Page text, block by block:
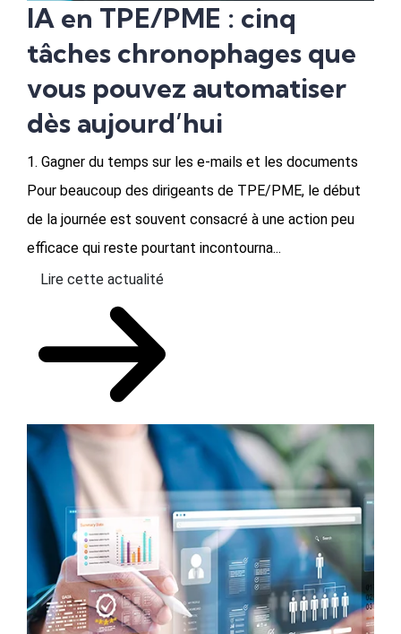
IA en TPE/PME : cinq
tâches chronophages que
vous pouvez automatiser
dès aujourd’hui
1. Gagner du temps sur les e-mails et les documents
Pour beaucoup des dirigeants de TPE/PME, le début
de la journée est souvent consacré à une action peu
efficace qui reste pourtant incontourna...
Lire cette actualité